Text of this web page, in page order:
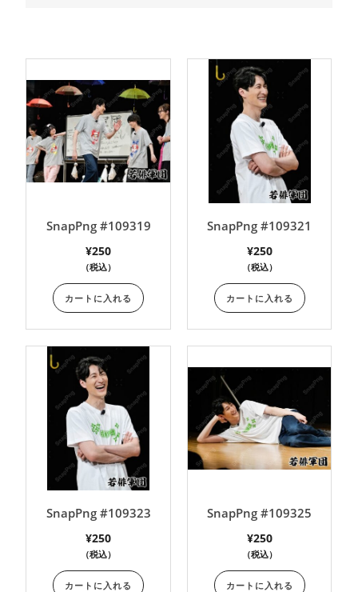
SnapPng #109319
¥250
（税込）
カートに入れる
SnapPng #109321
¥250
（税込）
カートに入れる
SnapPng #109323
¥250
（税込）
カートに入れる
SnapPng #109325
¥250
（税込）
カートに入れる